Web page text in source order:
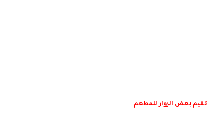
تقيم بعض الزوار للمطعم